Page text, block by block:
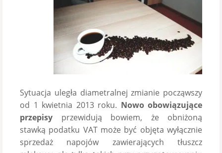
Sytuacja uległa diametralnej zmianie począwszy
od 1 kwietnia 2013 roku. Nowo obowiązujące
przepisy przewidują bowiem, że obniżoną
stawką podatku VAT może być objęta wyłącznie
sprzedaż napojów zawierających tłuszcz